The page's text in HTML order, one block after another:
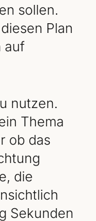
sollen.
Plan
auf
nutzen.
Thema
ob das
die
Sekunden